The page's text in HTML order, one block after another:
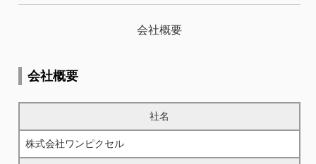
会社概要
会社概要
社名
株式会社ワンピクセル